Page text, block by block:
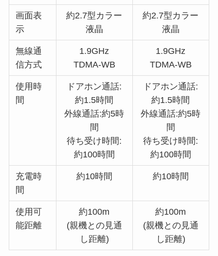
画面表
示
約2.7型カラー
液晶
約2.7型カラー
液晶
無線通
信方式
1.9GHz
TDMA-WB
1.9GHz
TDMA-WB
使用時
間
ドアホン通話:
約1.5時間
外線通話:約5時
間
待ち受け時間:
約100時間
ドアホン通話:
約1.5時間
外線通話:約5時
間
待ち受け時間:
約100時間
充電時
間
約10時間 約10時間
使用可
能距離
約100m
(親機との見通
し距離)
約100m
(親機との見通
し距離)